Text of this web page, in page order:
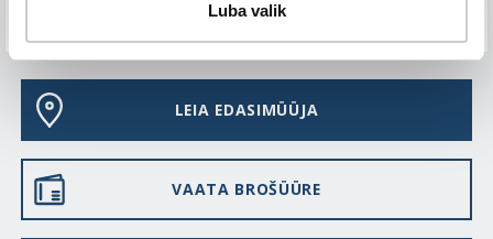
Luba valik
LEIA EDASIMÜÜJA
VAATA BROŠÜÜRE